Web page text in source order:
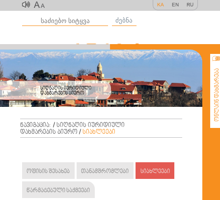
AA KA EN RU
ძებნა
სიღნაღის იურიდიული
დახმარების ბიურო
ონლაინ დახმარება
ნავიგაცია: / სიღნაღის იურიდიული
დახმარების ბიურო / სიახლეები
ოფისის შესახებ თანამშრომლები სიახლეები
წარმატებული საქმეები